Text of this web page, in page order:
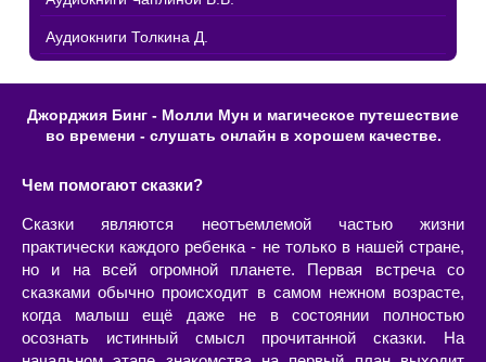
Аудиокниги Толкина Д.
Джорджия Бинг - Молли Мун и магическое путешествие
во времени - слушать онлайн в хорошем качестве.
Чем помогают сказки?
Сказки являются неотъемлемой частью жизни
практически каждого ребенка - не только в нашей стране,
но и на всей огромной планете. Первая встреча со
сказками обычно происходит в самом нежном возрасте,
когда малыш ещё даже не в состоянии полностью
осознать истинный смысл прочитанной сказки. На